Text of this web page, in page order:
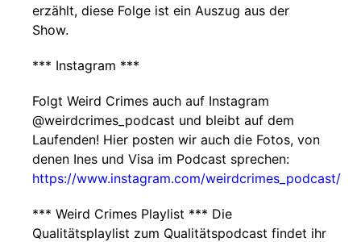
erzählt, diese Folge ist ein Auszug aus der
Show.
*** Instagram ***
Folgt Weird Crimes auch auf Instagram
@weirdcrimes_podcast und bleibt auf dem
Laufenden! Hier posten wir auch die Fotos, von
denen Ines und Visa im Podcast sprechen:
https://www.instagram.com/weirdcrimes_podcast/
*** Weird Crimes Playlist *** Die
Qualitätsplaylist zum Qualitätspodcast findet ihr